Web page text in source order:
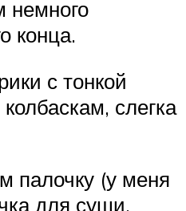
немного
конца.
с тонкой
слегка
палочку (у меня
для суши,